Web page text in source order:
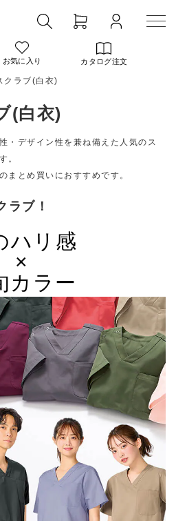
お気に入り カタログ注文
クラブ(白衣)
(白衣)
・デザイン性を兼ね備えた人気のス
。
まとめ買いにおすすめです。
ラブ！
ハリ感
×
カラー